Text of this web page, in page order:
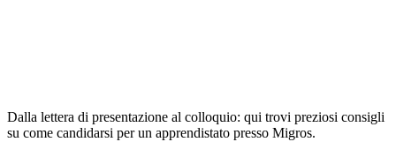
Dalla lettera di presentazione al colloquio: qui trovi preziosi consigli
su come candidarsi per un apprendistato presso Migros.